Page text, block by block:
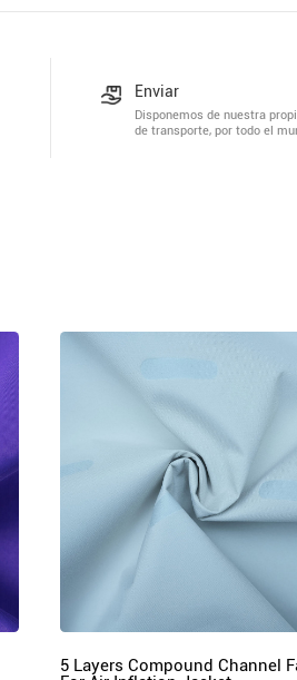
Enviar
Disponemos de nuestra
de transporte, por todo el
5 Layers Compound Channel